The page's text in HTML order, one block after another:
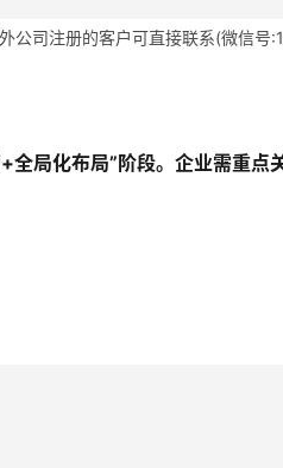
公司注册的客户可直接联系(微信
局化布局”阶段。企业需重点关